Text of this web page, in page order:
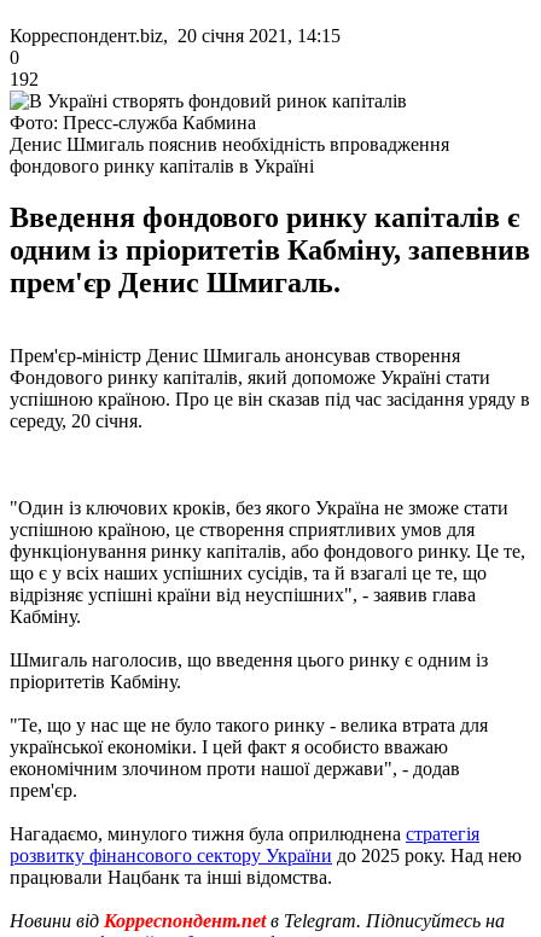
Корреспондент.biz, 20 січня 2021, 14:15
0
192
Фото: Пресс-служба Кабмина
Денис Шмигаль пояснив необхідність впровадження
фондового ринку капіталів в Україні
Введення фондового ринку капіталів є
одним із пріоритетів Кабміну, запевнив
прем'єр Денис Шмигаль.
Прем'єр-міністр Денис Шмигаль анонсував створення
Фондового ринку капіталів, який допоможе Україні стати
успішною країною. Про це він сказав під час засідання уряду в
середу, 20 січня.
"Один із ключових кроків, без якого Україна не зможе стати
успішною країною, це створення сприятливих умов для
функціонування ринку капіталів, або фондового ринку. Це те,
що є у всіх наших успішних сусідів, та й взагалі це те, що
відрізняє успішні країни від неуспішних", - заявив глава
Кабміну.
Шмигаль наголосив, що введення цього ринку є одним із
пріоритетів Кабміну.
"Те, що у нас ще не було такого ринку - велика втрата для
української економіки. І цей факт я особисто вважаю
економічним злочином проти нашої держави", - додав
прем'єр.
Нагадаємо, минулого тижня була оприлюднена стратегія
розвитку фінансового сектору України до 2025 року. Над нею
працювали Нацбанк та інші відомства.
Новини від Корреспондент.netв Telegram. Підписуйтесь на